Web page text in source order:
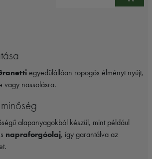
egyedülállóan ropogós élményt nyújt,
vagy nassolásra.
alapanyagokból készül, mint például
napraforgóolaj, így garantálva az